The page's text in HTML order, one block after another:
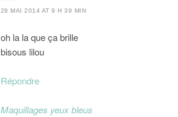
28 MAI 2014 AT 9 H 39 MIN
oh la la que ça brille
bisous lilou
Répondre
Maquillages yeux bleus